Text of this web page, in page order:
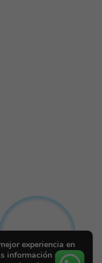
experiencia en
información sobre